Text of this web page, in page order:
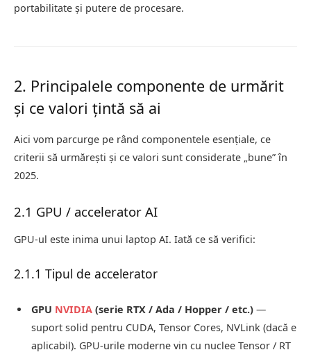
portabilitate și putere de procesare.
2. Principalele componente de urmărit
și ce valori țintă să ai
Aici vom parcurge pe rând componentele esențiale, ce
criterii să urmărești și ce valori sunt considerate „bune” în
2025.
2.1 GPU / accelerator AI
GPU-ul este inima unui laptop AI. Iată ce să verifici:
2.1.1 Tipul de accelerator
GPU NVIDIA (serie RTX / Ada / Hopper / etc.) —
suport solid pentru CUDA, Tensor Cores, NVLink (dacă e
aplicabil). GPU-urile moderne vin cu nuclee Tensor / RT